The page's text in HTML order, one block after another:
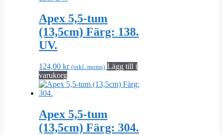
Apex 5,5-tum
(13,5cm) Färg: 138.
UV.
124,00 kr (inkl. moms) Lägg till i
varukorg
Apex 5,5-tum
(13,5cm) Färg: 304.